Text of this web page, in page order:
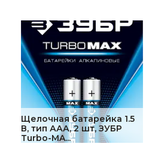
Щелочная батарейка 1.5
В, тип ААА, 2 шт, ЗУБР
Turbo-MA...